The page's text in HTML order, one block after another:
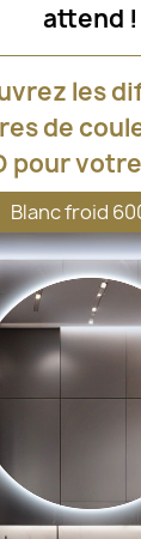
attend !
les
de
pour
Blanc froid